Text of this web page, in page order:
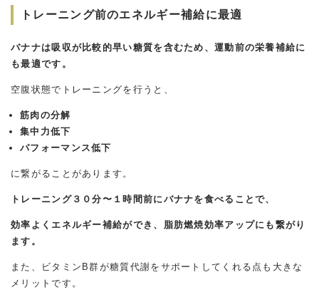
トレーニング前のエネルギー補給に最適
バナナは吸収が比較的早い糖質を含むため、運動前の栄養補給に
も最適です。
空腹状態でトレーニングを行うと、
筋肉の分解
集中力低下
パフォーマンス低下
に繋がることがあります。
トレーニング３０分〜１時間前にバナナを食べることで、
効率よくエネルギー補給ができ、脂肪燃焼効率アップにも繋がり
ます。
また、ビタミンB群が糖質代謝をサポートしてくれる点も大きな
メリットです。